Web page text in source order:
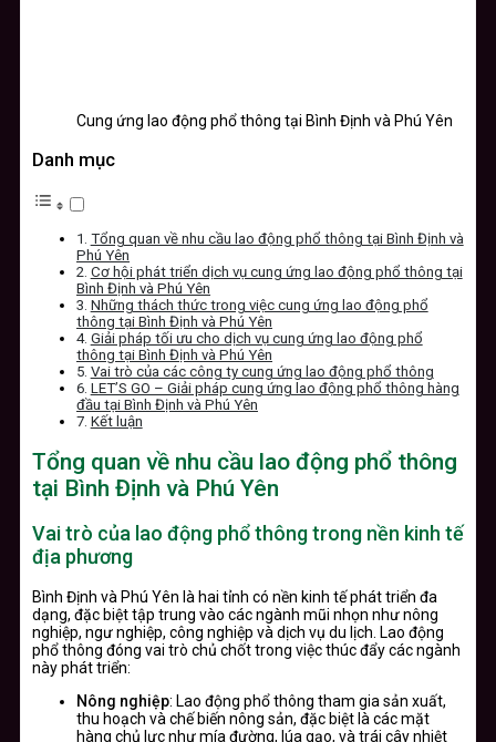
Cung ứng lao động phổ thông tại Bình Định và Phú Yên
Danh mục
Tổng quan về nhu cầu lao động phổ thông tại Bình Định và
Phú Yên
Cơ hội phát triển dịch vụ cung ứng lao động phổ thông tại
Bình Định và Phú Yên
Những thách thức trong việc cung ứng lao động phổ
thông tại Bình Định và Phú Yên
Giải pháp tối ưu cho dịch vụ cung ứng lao động phổ
thông tại Bình Định và Phú Yên
Vai trò của các công ty cung ứng lao động phổ thông
LET’S GO – Giải pháp cung ứng lao động phổ thông hàng
đầu tại Bình Định và Phú Yên
Kết luận
Tổng quan về nhu cầu lao động phổ thông
tại Bình Định và Phú Yên
Vai trò của lao động phổ thông trong nền kinh tế
địa phương
Bình Định và Phú Yên là hai tỉnh có nền kinh tế phát triển đa
dạng, đặc biệt tập trung vào các ngành mũi nhọn như nông
nghiệp, ngư nghiệp, công nghiệp và dịch vụ du lịch. Lao động
phổ thông đóng vai trò chủ chốt trong việc thúc đẩy các ngành
này phát triển:
Nông nghiệp: Lao động phổ thông tham gia sản xuất,
thu hoạch và chế biến nông sản, đặc biệt là các mặt
hàng chủ lực như mía đường, lúa gạo, và trái cây nhiệt